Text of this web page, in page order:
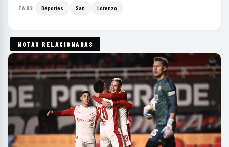
TAGS Deportes San Lorenzo
NOTAS RELACIONADAS